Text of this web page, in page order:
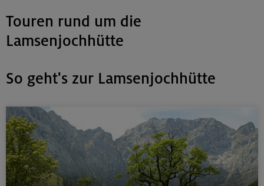
Touren rund um die
Lamsenjochhütte
So geht's zur Lamsenjochhütte